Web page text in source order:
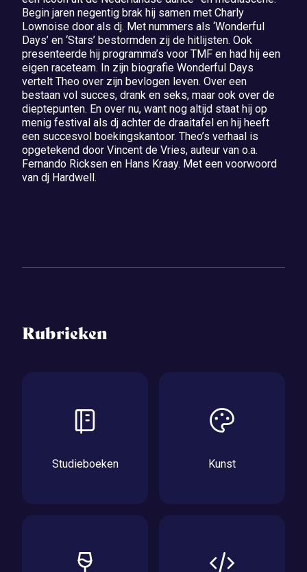
Begin jaren negentig brak hij samen met Charly
Lownoise door als dj. Met nummers als ‘Wonderful
Days’ en ‘Stars’ bestormden zij de hitlijsten. Ook
presenteerde hij programma’s voor TMF en had hij een
eigen raceteam. In zijn biografie Wonderful Days
vertelt Theo over zijn bevlogen leven. Over een
bestaan vol succes, drank en seks, maar ook over de
dieptepunten. En over nu, want nog altijd staat hij op
menig festival als dj achter de draaitafel en hij heeft
een succesvol boekingskantoor. Theo’s verhaal is
opgetekend door Vincent de Vries, auteur van o.a.
Fernando Ricksen en Hans Kraay. Met een voorwoord
van dj Hardwell.
Rubrieken
Studieboeken Kunst